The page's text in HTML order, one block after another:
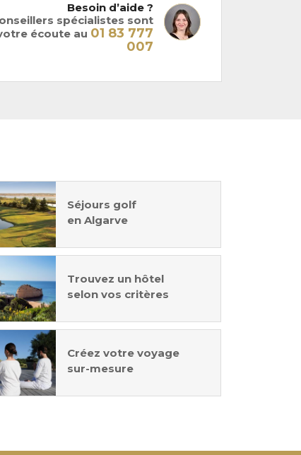
Besoin d’aide ?
spécialistes sont
écoute au 01 83 777
007
Séjours golf
en Algarve
Trouvez un hôtel
selon vos critères
Créez votre voyage
sur-mesure